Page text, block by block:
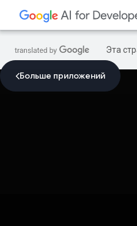
Эта
Больше приложений